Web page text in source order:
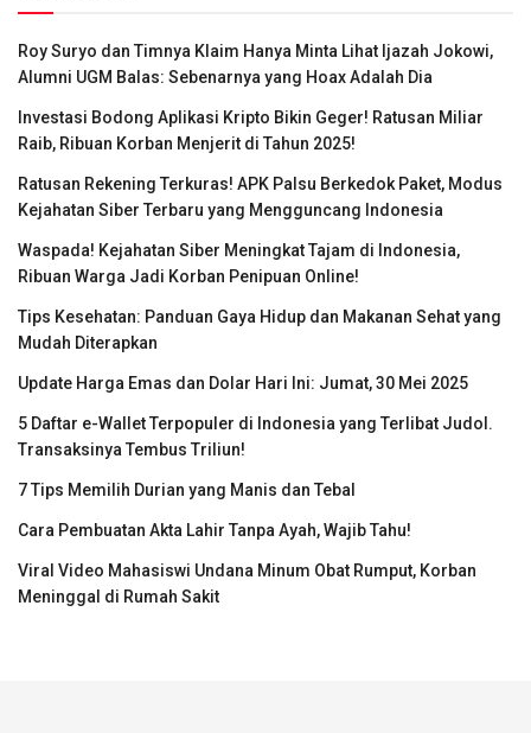
Roy Suryo dan Timnya Klaim Hanya Minta Lihat Ijazah Jokowi,
Alumni UGM Balas: Sebenarnya yang Hoax Adalah Dia
Investasi Bodong Aplikasi Kripto Bikin Geger! Ratusan Miliar
Raib, Ribuan Korban Menjerit di Tahun 2025!
Ratusan Rekening Terkuras! APK Palsu Berkedok Paket, Modus
Kejahatan Siber Terbaru yang Mengguncang Indonesia
Waspada! Kejahatan Siber Meningkat Tajam di Indonesia,
Ribuan Warga Jadi Korban Penipuan Online!
Tips Kesehatan: Panduan Gaya Hidup dan Makanan Sehat yang
Mudah Diterapkan
Update Harga Emas dan Dolar Hari Ini: Jumat, 30 Mei 2025
5 Daftar e-Wallet Terpopuler di Indonesia yang Terlibat Judol.
Transaksinya Tembus Triliun!
7 Tips Memilih Durian yang Manis dan Tebal
Cara Pembuatan Akta Lahir Tanpa Ayah, Wajib Tahu!
Viral Video Mahasiswi Undana Minum Obat Rumput, Korban
Meninggal di Rumah Sakit